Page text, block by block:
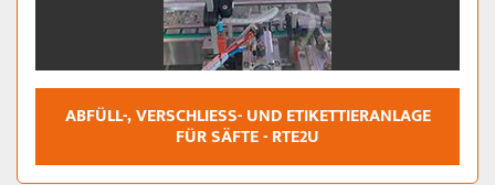
ABFÜLL-, VERSCHLIESS- UND ETIKETTIERANLAGE F
ÜR SÄFTE - RTE2U